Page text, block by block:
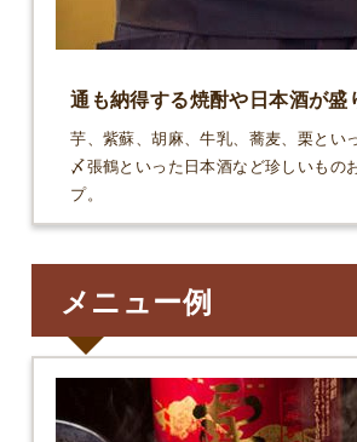
通も納得する焼酎や日本酒が盛
芋、紫蘇、胡麻、牛乳、蕎麦、栗とい
〆張鶴といった日本酒など珍しいもの
プ。
メニュー例